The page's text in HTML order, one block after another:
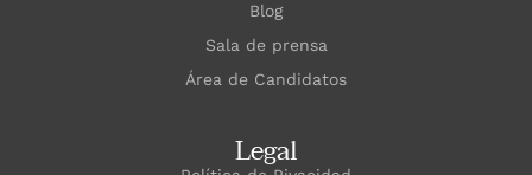
Blog
Sala de prensa
Área de Candidatos
Legal